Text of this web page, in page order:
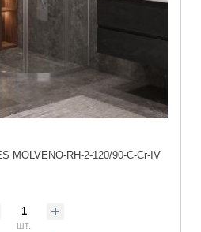
MOLVENO-RH-2-120/90-C-Cr-IV
шт.